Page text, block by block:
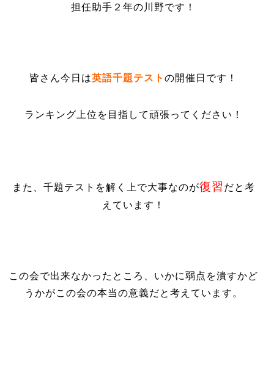
担任助手２年の川野です！
皆さん今日は英語千題テストの開催日です！
ランキング上位を目指して頑張ってください！
また、千題テストを解く上で大事なのが復習 だと考
えています！
この会で出来なかったところ、いかに弱点を潰すかど
うかがこの会の本当の意義だと考えています。